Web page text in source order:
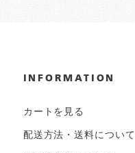
INFORMATION
カートを見る
配送方法・送料について